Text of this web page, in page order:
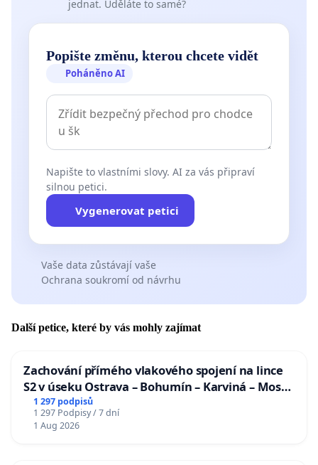
jednat. Uděláte to samé?
Popište změnu, kterou chcete vidět
Poháněno AI
Napište to vlastními slovy. AI za vás připraví
silnou petici.
Vygenerovat petici
Vaše data zůstávají vaše
Ochrana soukromí od návrhu
Další petice, které by vás mohly zajímat
Zachování přímého vlakového spojení na lince
S2 v úseku Ostrava – Bohumín – Karviná – Mosty
u Jablunkova
1 297 podpisů
1 297 Podpisy / 7 dní
1 Aug 2026